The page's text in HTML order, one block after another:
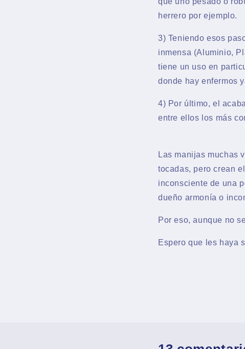
herrero por ejemplo.
3) Teniendo esos
inmensa (Aluminio,
tiene un uso en
donde hay enfermos
4) Por último, el
entre ellos los más
Las manijas muchas
tocadas, pero crean
inconsciente de una
dueño armonía o
Por eso, aunque no
Espero que les haya